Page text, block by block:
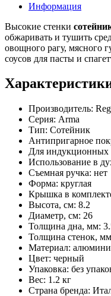
Информация
Высокие стенки
обжаривать и тушить
овощного рагу, мясного
соусов для пасты и
Производитель:
Серия: Arma
Тип: Сотейник
Антипригарное
Для индукционных
Использование в
Съемная ручка: нет
Форма: круглая
Крышка в
Высота, см: 8.2
Диаметр, см: 26
Толщина дна, мм:
Толщина стенок,
Материал:
Цвет: черный
Упаковка: без
Вес: 1.2 кг
Страна бренда: